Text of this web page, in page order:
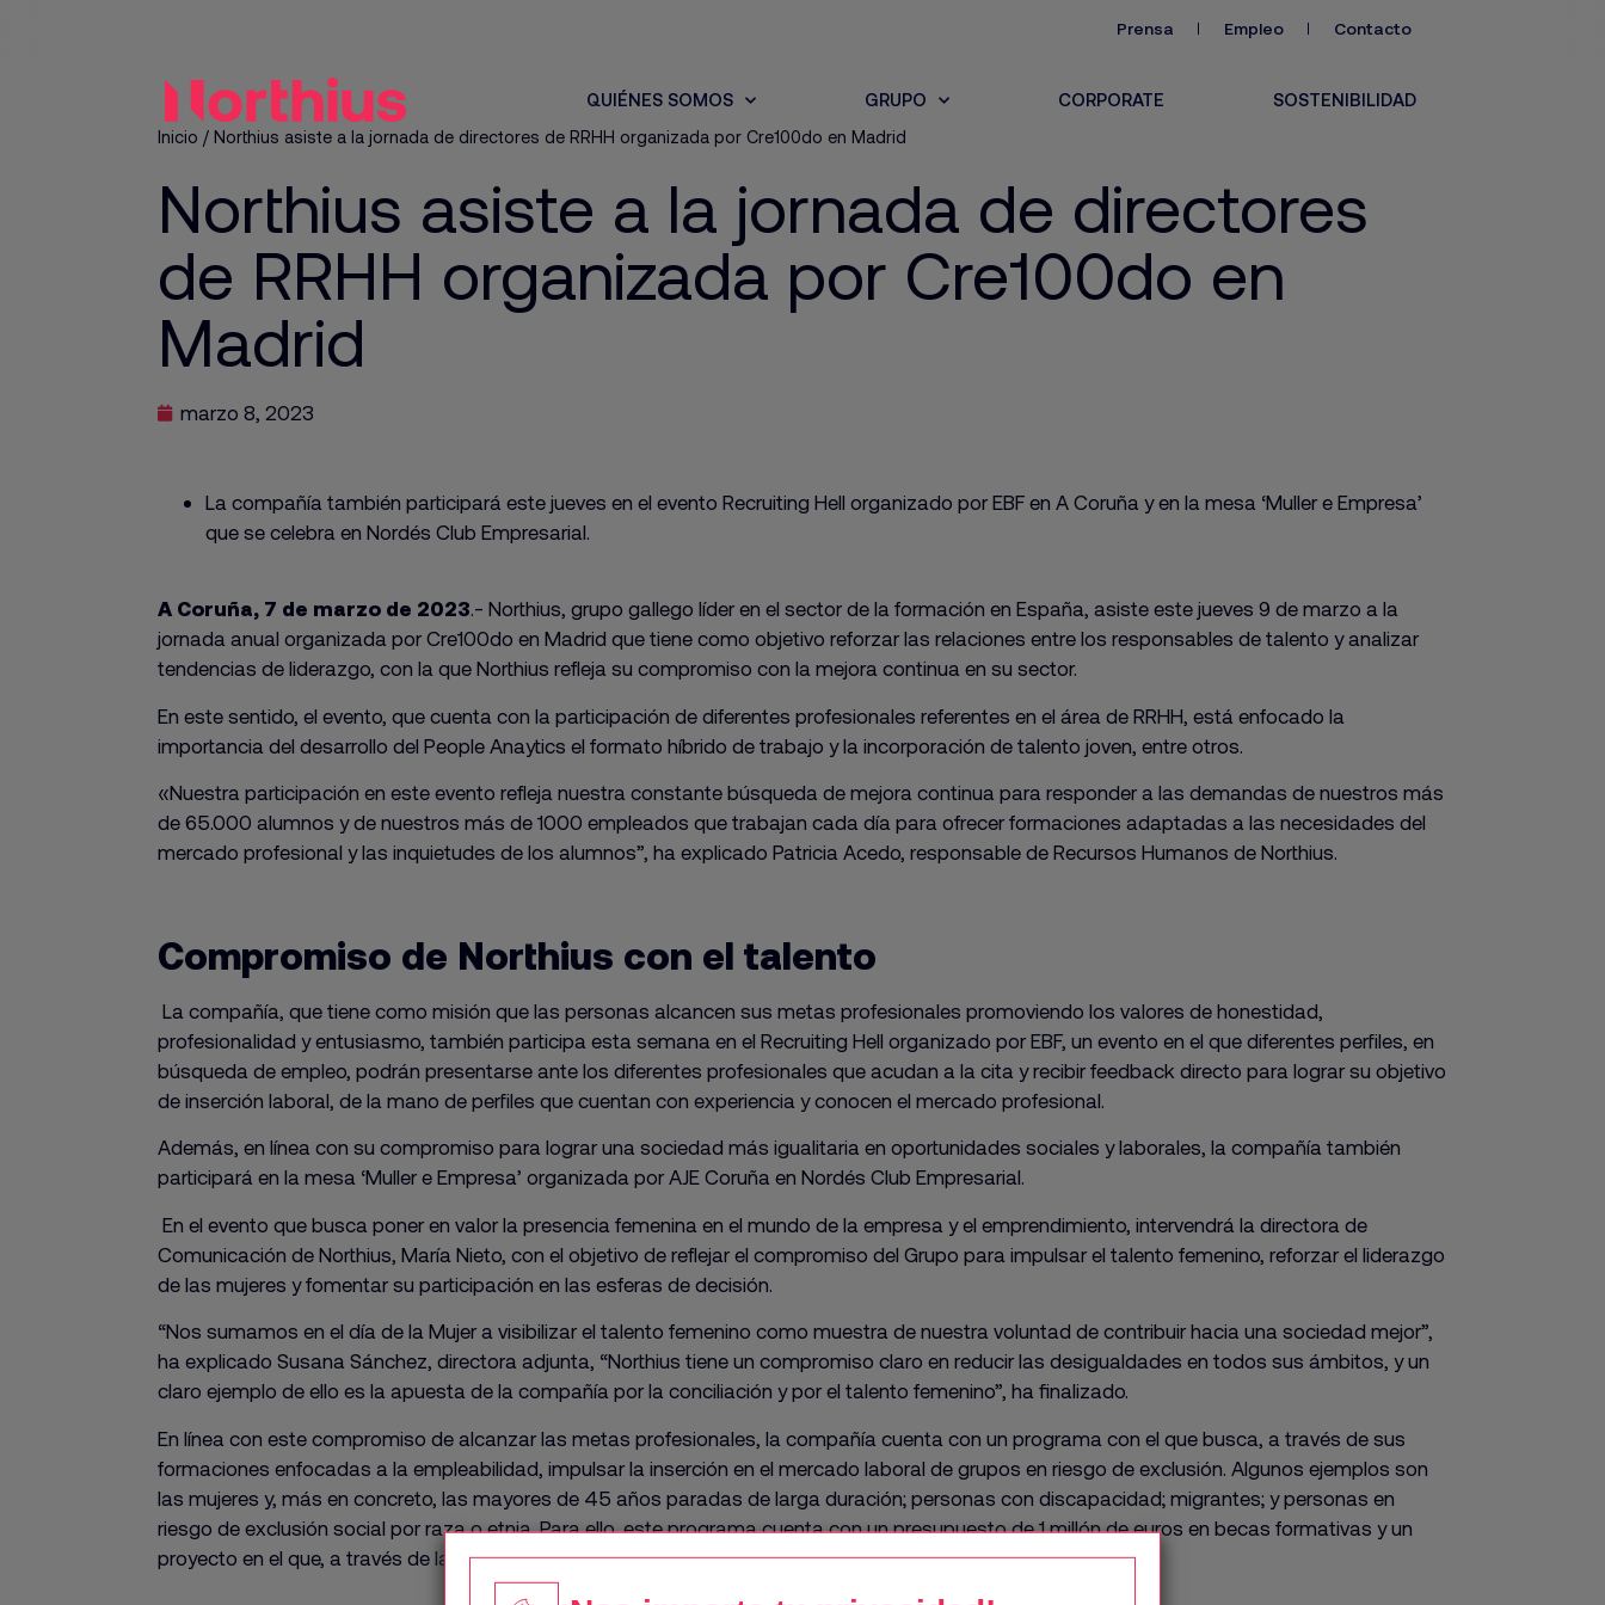
Prensa Empleo Contacto
QUIÉNES SOMOS GRUPO CORPORATE SOSTENIBILIDAD
Inicio / Northius asiste a la jornada de directores de RRHH organizada por Cre100do en Madrid
Northius asiste a la jornada de directores
de RRHH organizada por Cre100do en
Madrid
marzo 8, 2023
La compañía también participará este jueves en el evento Recruiting Hell organizado por EBF en A Coruña y en la mesa ‘Muller e Empresa’
que se celebra en Nordés Club Empresarial.
A Coruña, 7 de marzo de 2023.- Northius, grupo gallego líder en el sector de la formación en España, asiste este jueves 9 de marzo a la
jornada anual organizada por Cre100do en Madrid que tiene como objetivo reforzar las relaciones entre los responsables de talento y analizar
tendencias de liderazgo, con la que Northius refleja su compromiso con la mejora continua en su sector.
En este sentido, el evento, que cuenta con la participación de diferentes profesionales referentes en el área de RRHH, está enfocado la
importancia del desarrollo del People Anaytics el formato híbrido de trabajo y la incorporación de talento joven, entre otros.
«Nuestra participación en este evento refleja nuestra constante búsqueda de mejora continua para responder a las demandas de nuestros más
de 65.000 alumnos y de nuestros más de 1000 empleados que trabajan cada día para ofrecer formaciones adaptadas a las necesidades del
mercado profesional y las inquietudes de los alumnos”, ha explicado Patricia Acedo, responsable de Recursos Humanos de Northius.
Compromiso de Northius con el talento
La compañía, que tiene como misión que las personas alcancen sus metas profesionales promoviendo los valores de honestidad,
profesionalidad y entusiasmo, también participa esta semana en el Recruiting Hell organizado por EBF, un evento en el que diferentes perfiles, en
búsqueda de empleo, podrán presentarse ante los diferentes profesionales que acudan a la cita y recibir feedback directo para lograr su objetivo
de inserción laboral, de la mano de perfiles que cuentan con experiencia y conocen el mercado profesional.
Además, en línea con su compromiso para lograr una sociedad más igualitaria en oportunidades sociales y laborales, la compañía también
participará en la mesa ‘Muller e Empresa’ organizada por AJE Coruña en Nordés Club Empresarial.
En el evento que busca poner en valor la presencia femenina en el mundo de la empresa y el emprendimiento, intervendrá la directora de
Comunicación de Northius, María Nieto, con el objetivo de reflejar el compromiso del Grupo para impulsar el talento femenino, reforzar el liderazgo
de las mujeres y fomentar su participación en las esferas de decisión.
“Nos sumamos en el día de la Mujer a visibilizar el talento femenino como muestra de nuestra voluntad de contribuir hacia una sociedad mejor”,
ha explicado Susana Sánchez, directora adjunta, “Northius tiene un compromiso claro en reducir las desigualdades en todos sus ámbitos, y un
claro ejemplo de ello es la apuesta de la compañía por la conciliación y por el talento femenino”, ha finalizado.
En línea con este compromiso de alcanzar las metas profesionales, la compañía cuenta con un programa con el que busca, a través de sus
formaciones enfocadas a la empleabilidad, impulsar la inserción en el mercado laboral de grupos en riesgo de exclusión. Algunos ejemplos son
las mujeres y, más en concreto, las mayores de 45 años paradas de larga duración; personas con discapacidad; migrantes; y personas en
riesgo de exclusión social por raza o etnia. Para ello, este programa cuenta con un presupuesto de 1 millón de euros en becas formativas y un
proyecto en el que, a través de la inteligencia artificial, busca facilitar la inclusión laboral de estos grupos.